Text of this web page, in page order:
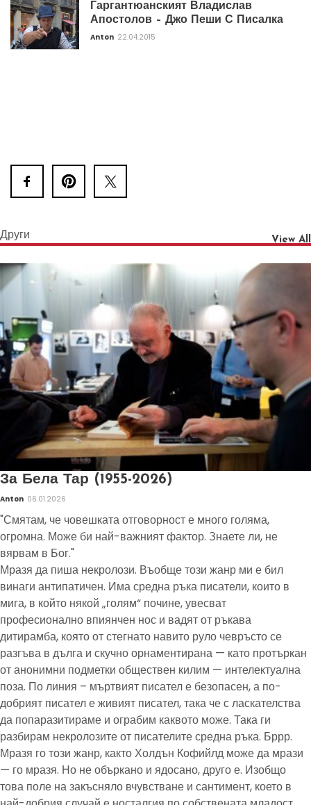
Гаргантюанският Владислав
Апостолов – Джо Пеши С Писалка
Anton 22.04.2015
Други View All
За Бела Тар (1955-2026)
Anton 06.01.2026
"Смятам, че човешката отговорност е много голяма,
огромна. Може би най-важният фактор. Знаете ли, не
вярвам в Бог."
Мразя да пиша некролози. Въобще този жанр ми е бил
винаги антипатичен. Има средна ръка писатели, които в
мига, в който някой „голям“ почине, увесват
професионално впиянчен нос и вадят от ръкава
дитирамба, която от стегнато навито руло чевръсто се
разгъва в дълга и скучно орнаментирана — като протъркан
от анонимни подметки обществен килим — интелектуална
поза. По линия – мъртвият писател е безопасен, а по-
добрият писател е живият писател, така че с ласкателства
да попаразитираме и ограбим каквото може. Така ги
разбирам некролозите от писателите средна ръка. Бррр.
Мразя го този жанр, както Холдън Кофийлд може да мрази
— го мразя. Но не объркано и ядосано, друго е. Изобщо
това поле на закъсняло вчувстване и сантимент, което в